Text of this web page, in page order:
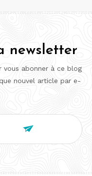
newsletter
vous abonner à ce blog
nouvel article par e-
